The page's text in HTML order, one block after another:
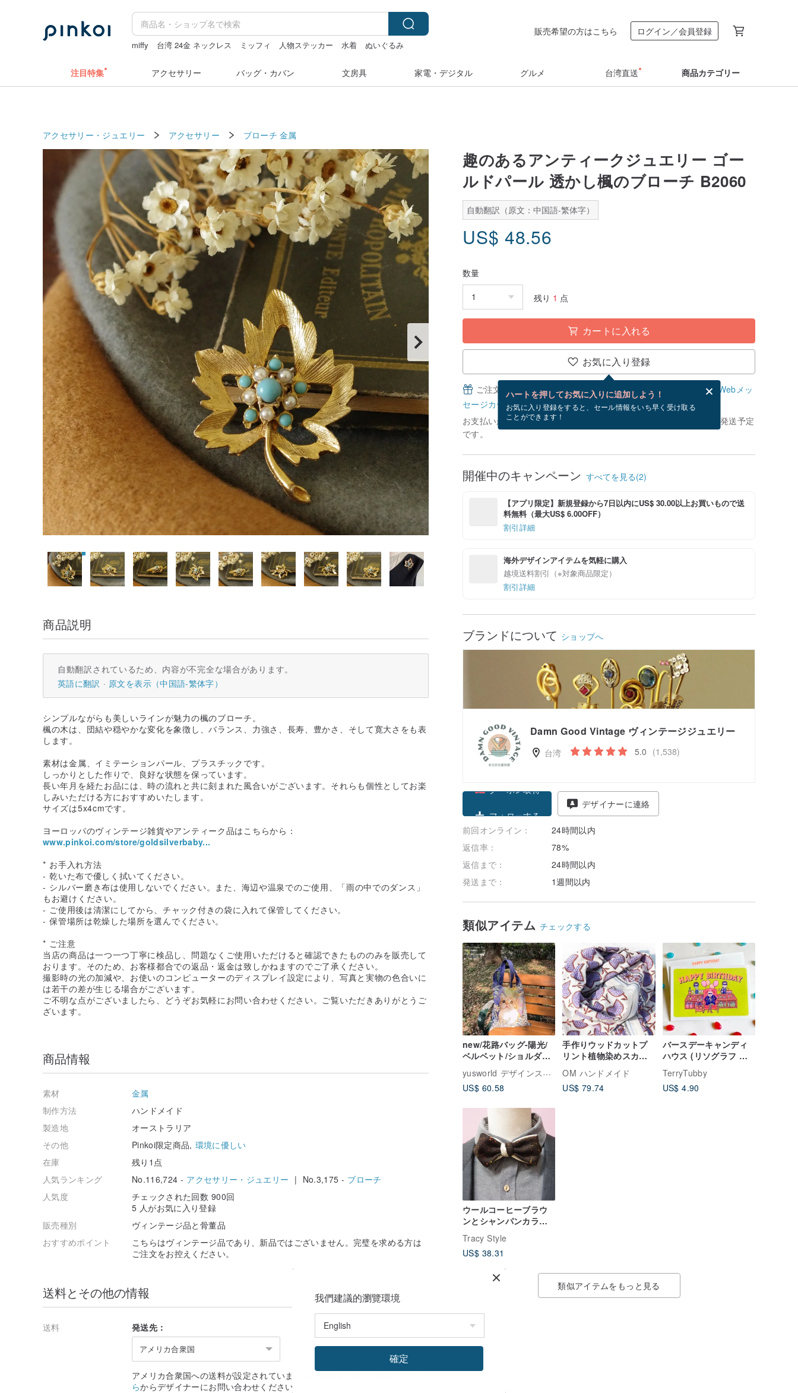
miffy 台湾 24金 ネックレス ミッフィ 人物ステッカー 水着
ぬいぐるみ
販売希望の方はこちら ログイン／会員登録
注目特集 アクセサリー バッグ・カバン 文房具 家電・デジタル グルメ 台湾直送 商品カテゴリー
アクセサリー・ジュエリー アクセサリー ブローチ 金属
趣のあるアンティークジュエリー ゴー
ルドパール 透かし楓のブローチ B2060
自動翻訳（原文：中国語-繁体字）
US$ 48.56
数量
残り 1 点
カートに入れる
お気に入り登録
ハートを押してお気に入りに追加しよう！
お気に入り登録をすると、セール情報をいち早く受け取る
ことができます！
ご注文完了後、無料でWebメッセージカードを作成できます。
Webメッ
セージカードとは？
お支払いが確認できてから、ショップの休日を除く 2 営業日以内に発送予定
です。
開催中のキャンペーン すべてを見る(2)
【アプリ限定】新規登録から7日以内にUS$ 30.00以上お買いもので送
料無料（最大US$ 6.00OFF）
割引詳細
海外デザインアイテムを気軽に購入
越境送料割引（※対象商品限定）
割引詳細
ブランドについて ショップへ
Damn Good Vintage ヴィンテージジュエリー
台湾 5.0 (1,538)
フォローする
デザイナーに連絡
前回オンライン：
24時間以内
返信率：
78%
返信まで：
24時間以内
発送まで：
1週間以内
類似アイテム チェックする
new/花路バッグ-陽光/
ベルベット/ショルダー/
リラックス/バケット/布
バッグ/トートバッグ
yusworld デザインスタジオ
US$ 60.58
手作りウッドカットプ
リント植物染めスカー
フ手織りウッド染めス
カーフニットスカーフ
オーガニックコットン
OM ハンドメイド
US$ 79.74
バースデーキャンディ
ハウス (リソグラフ バ
ースデーカード)
TerryTubby
US$ 4.90
ウールコーヒーブラウ
ンとシャンパンカラー
ドット生地の蝶ネクタ
イ、両面使用可能な*新
年
Tracy Style
US$ 38.31
類似アイテムをもっと見る
商品説明
自動翻訳されているため、内容が不完全な場合があります。
英語に翻訳
原文を表示（中国語-繁体字）
シンプルながらも美しいラインが魅力の楓のブローチ。
楓の木は、団結や穏やかな変化を象徴し、バランス、力強さ、長寿、豊かさ、そして寛大さをも表
します。
素材は金属、イミテーションパール、プラスチックです。
しっかりとした作りで、良好な状態を保っています。
長い年月を経たお品には、時の流れと共に刻まれた風合いがございます。それらも個性としてお楽
しみいただける方におすすめいたします。
サイズは5x4cmです。
ヨーロッパのヴィンテージ雑貨やアンティーク品はこちらから：
www.pinkoi.com/store/goldsilverbaby...
* お手入れ方法
- 乾いた布で優しく拭いてください。
- シルバー磨き布は使用しないでください。また、海辺や温泉でのご使用、「雨の中でのダンス」
もお避けください。
- ご使用後は清潔にしてから、チャック付きの袋に入れて保管してください。
- 保管場所は乾燥した場所を選んでください。
* ご注意
当店の商品は一つ一つ丁寧に検品し、問題なくご使用いただけると確認できたもののみを販売して
おります。そのため、お客様都合での返品・返金は致しかねますのでご了承ください。
撮影時の光の加減や、お使いのコンピューターのディスプレイ設定により、写真と実物の色合いに
は若干の差が生じる場合がございます。
ご不明な点がございましたら、どうぞお気軽にお問い合わせください。ご覧いただきありがとうご
ざいます。
商品情報
素材
金属
制作方法
ハンドメイド
製造地
オーストラリア
その他
Pinkoi限定商品, 環境に優しい
在庫
残り1点
人気ランキング
No.116,724 - アクセサリー・ジュエリー | No.3,175 - ブローチ
人気度
チェックされた回数 900回
5 人がお気に入り登録
販売種別
ヴィンテージ品と骨董品
おすすめポイント
こちらはヴィンテージ品であり、新品ではございません。完璧を求める方は
ご注文をお控えください。
送料とその他の情報
送料 発送先：
アメリカ合衆国
アメリカ合衆国への送料が設定されていません。発送をご希望の場合、こち
らからデザイナーにお問い合わせください。
我們建議的瀏覽環境
確定